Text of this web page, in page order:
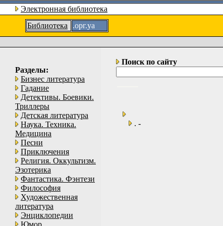
Электронная библиотека
Библиотека
.орг.уа
Разделы:
Бизнес литература
Гадание
Детективы. Боевики.
Триллеры
Детская литература
Наука. Техника.
Медицина
Песни
Приключения
Религия. Оккультизм.
Эзотерика
Фантастика. Фэнтези
Философия
Художественная
литература
Энциклопедии
Юмор
Поиск по сайту
. -